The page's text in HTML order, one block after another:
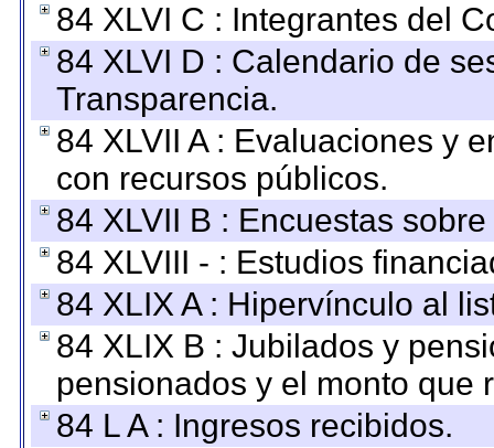
84 XLVI C : Integrantes del
84 XLVI D : Calendario de
Transparencia.
84 XLVII A : Evaluaciones y
con recursos públicos.
84 XLVII B : Encuestas
84 XLVIII - : Estudios
84 XLIX A : Hipervínculo al
84 XLIX B : Jubilados y
pensionados y el monto que
84 L A : Ingresos recibidos.